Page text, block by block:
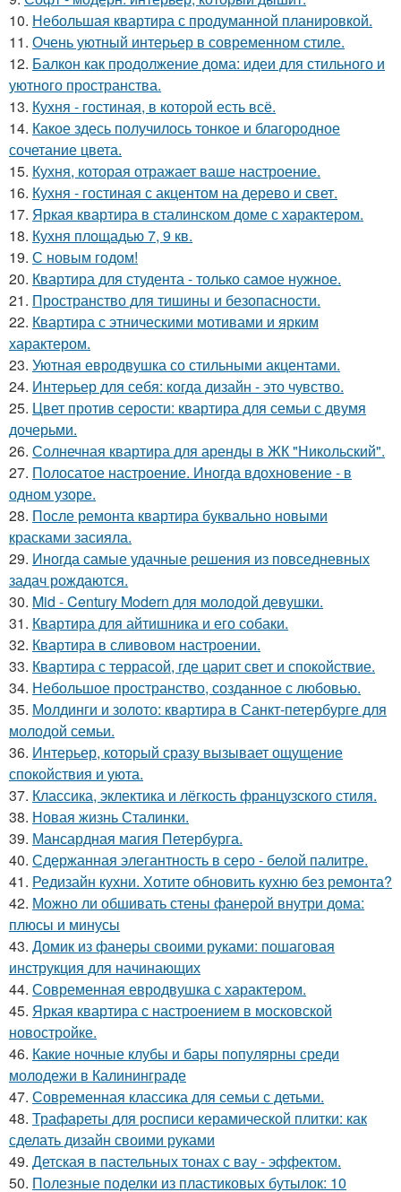
10. Небольшая квартира с продуманной планировкой.
11. Очень уютный интерьер в современном стиле.
12. Балкон как продолжение дома: идеи для стильного и
уютного пространства.
13. Кухня - гостиная, в которой есть всё.
14. Какое здесь получилось тонкое и благородное
сочетание цвета.
15. Кухня, которая отражает ваше настроение.
16. Кухня - гостиная с акцентом на дерево и свет.
17. Яркая квартира в сталинском доме с характером.
18. Кухня площадью 7, 9 кв.
19. С новым годом!
20. Квартира для студента - только самое нужное.
21. Пространство для тишины и безопасности.
22. Квартира с этническими мотивами и ярким
характером.
23. Уютная евродвушка со стильными акцентами.
24. Интерьер для себя: когда дизайн - это чувство.
25. Цвет против серости: квартира для семьи с двумя
дочерьми.
26. Солнечная квартира для аренды в ЖК "Никольский".
27. Полосатое настроение. Иногда вдохновение - в
одном узоре.
28. После ремонта квартира буквально новыми
красками засияла.
29. Иногда самые удачные решения из повседневных
задач рождаются.
30. Mid - Century Modern для молодой девушки.
31. Квартира для айтишника и его собаки.
32. Квартира в сливовом настроении.
33. Квартира с террасой, где царит свет и спокойствие.
34. Небольшое пространство, созданное с любовью.
35. Молдинги и золото: квартира в Санкт-петербурге для
молодой семьи.
36. Интерьер, который сразу вызывает ощущение
спокойствия и уюта.
37. Классика, эклектика и лёгкость французского стиля.
38. Новая жизнь Сталинки.
39. Мансардная магия Петербурга.
40. Сдержанная элегантность в серо - белой палитре.
41. Редизайн кухни. Хотите обновить кухню без ремонта?
42. Можно ли обшивать стены фанерой внутри дома:
плюсы и минусы
43. Домик из фанеры своими руками: пошаговая
инструкция для начинающих
44. Современная евродвушка с характером.
45. Яркая квартира с настроением в московской
новостройке.
46. Какие ночные клубы и бары популярны среди
молодежи в Калининграде
47. Современная классика для семьи с детьми.
48. Трафареты для росписи керамической плитки: как
сделать дизайн своими руками
49. Детская в пастельных тонах с вау - эффектом.
50. Полезные поделки из пластиковых бутылок: 10